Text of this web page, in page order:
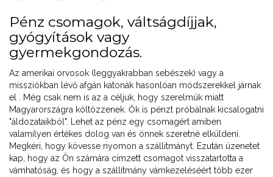
Pénz csomagok, váltságdíjjak,
gyógyítások vagy
gyermekgondozás.
Az amerikai orvosok (leggyakrabban sebészek) vagy a
missziókban lévő afgán katonák hasonlóan módszerekkel járnak
el . Még csak nem is az a céljuk, hogy szerelmük miatt
Magyarországra költözzenek. Ők is pénzt próbálnak kicsalogatni
"áldozataikból". Lehet az pénz egy csomagért amiben
valamilyen értékes dolog van és önnek szeretné elküldeni.
Megkéri, hogy kövesse nyomon a szállítmányt. Ezután üzenetet
kap, hogy az Ön számára címzett csomagot visszatartotta a
vámhatóság, és hogy a szállítmány vámkezeléséért több ezer